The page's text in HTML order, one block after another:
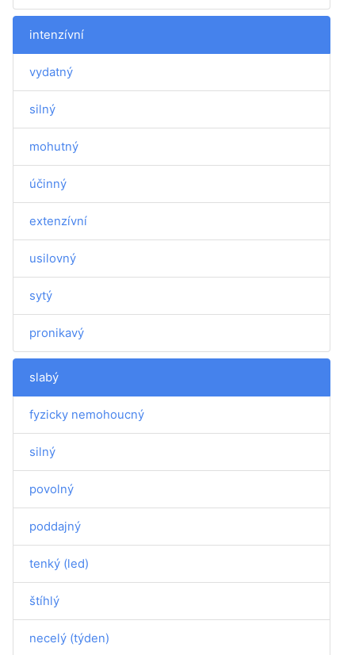
intenzívní
vydatný
silný
mohutný
účinný
extenzívní
usilovný
sytý
pronikavý
slabý
fyzicky nemohoucný
silný
povolný
poddajný
tenký (led)
štíhlý
necelý (týden)